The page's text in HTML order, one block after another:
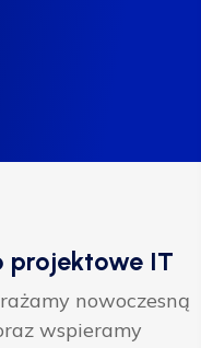
projektowe IT
nowoczesną
wspieramy